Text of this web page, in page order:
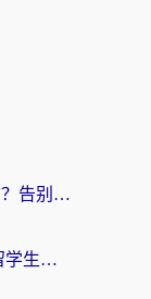
海外党亲测：在海外如何看CCTV？告别“仅限大陆播放”的实用指南
央视影音在海外可以看吗知乎？留学生亲测：3步解决地域限制+追剧自由